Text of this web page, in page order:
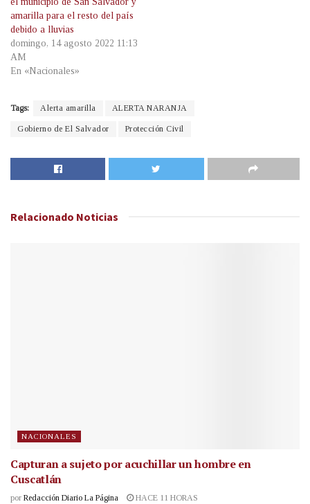
amarilla para el resto del país
debido a lluvias
domingo, 14 agosto 2022 11:13
AM
En «Nacionales»
Tags: Alerta amarilla ALERTA NARANJA
Gobierno de El Salvador Protección Civil
Relacionado Noticias
NACIONALES
Capturan a sujeto por acuchillar un hombre en
Cuscatlán
por Redacción Diario La Página HACE 11 HORAS